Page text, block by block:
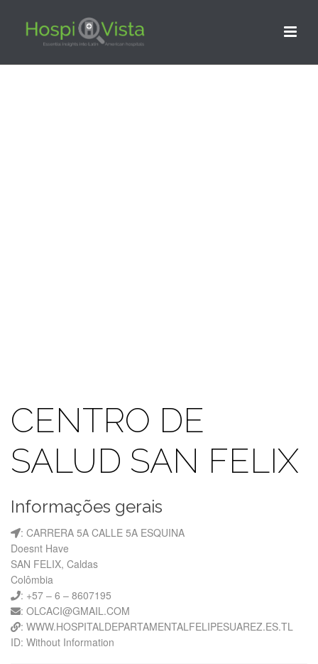
CENTRO DE
SALUD SAN FELIX
Informações gerais
: CARRERA 5A CALLE 5A ESQUINA
Doesnt Have
SAN FELIX, Caldas
Colômbia
: +57 – 6 – 8607195
: OLCACI@GMAIL.COM
: WWW.HOSPITALDEPARTAMENTALFELIPESUAREZ.ES.TL
ID: Without Information